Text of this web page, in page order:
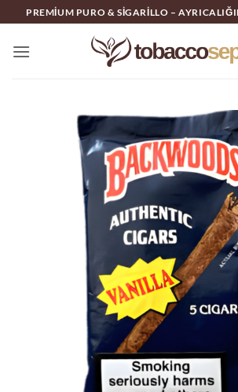
İçeriğe
atla
PREMIUM PURO & SIGARILLO –